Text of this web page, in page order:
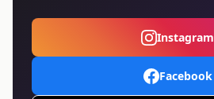
Instagram
Facebook